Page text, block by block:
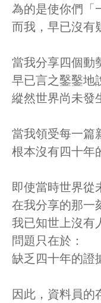
為的是使你們「
而我，早已沒有
當我分享四個動
早已言之鑿鑿地
縱然世界尚未發
當我領受每一篇
根本沒有四十年
即使當時世界從
在我分享的那一
我已知世上沒有
問題只在於：
缺乏四十年的證
因此，資料員的